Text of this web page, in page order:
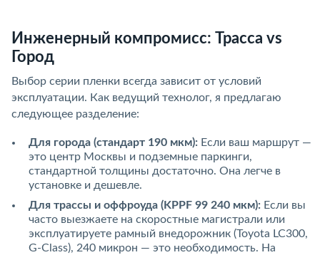
Инженерный компромисс: Трасса vs
Город
Выбор серии пленки всегда зависит от условий
эксплуатации. Как ведущий технолог, я предлагаю
следующее разделение:
Для города (стандарт 190 мкм): Если ваш маршрут —
это центр Москвы и подземные паркинги,
стандартной толщины достаточно. Она легче в
установке и дешевле.
Для трассы и оффроуда (KPPF 99 240 мкм): Если вы
часто выезжаете на скоростные магистрали или
эксплуатируете рамный внедорожник (Toyota LC300,
G-Class), 240 микрон — это необходимость. На